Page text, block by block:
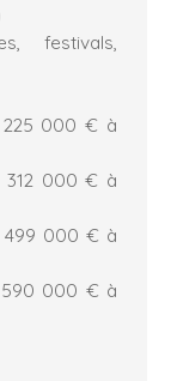
festivals,
225 000 € à
312 000 € à
499 000 € à
590 000 € à